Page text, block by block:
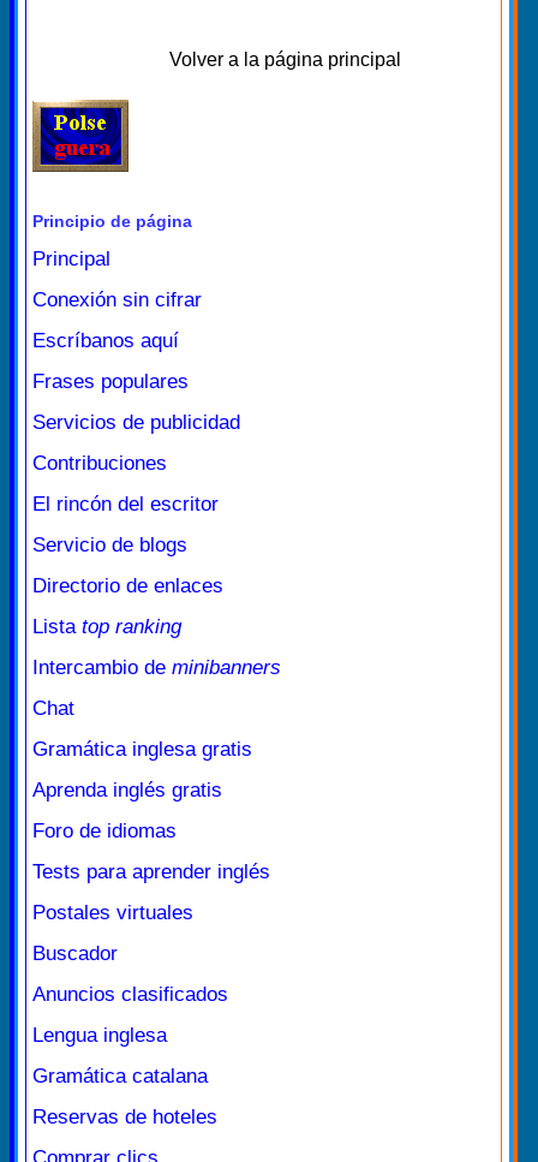
Volver a la página principal
Principio de página
Principal
Conexión sin cifrar
Escríbanos aquí
Frases populares
Servicios de publicidad
Contribuciones
El rincón del escritor
Servicio de blogs
Directorio de enlaces
Lista top ranking
Intercambio de minibanners
Chat
Gramática inglesa gratis
Aprenda inglés gratis
Foro de idiomas
Tests para aprender inglés
Postales virtuales
Buscador
Anuncios clasificados
Lengua inglesa
Gramática catalana
Reservas de hoteles